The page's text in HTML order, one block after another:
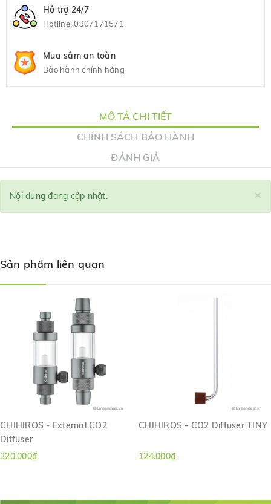
Hỗ trợ 24/7
Hotline:0907171571
Mua sắm an toàn
Bảo hành chính hãng
MÔ TẢ CHI TIẾT
CHÍNH SÁCH BẢO HÀNH
ĐÁNH GIÁ
×
Nội dung đang cập nhật.
Sản phẩm liên quan
CHIHIROS - External CO2
Diffuser
320.000₫
CHIHIROS - CO2 Diffuser TINY
124.000₫